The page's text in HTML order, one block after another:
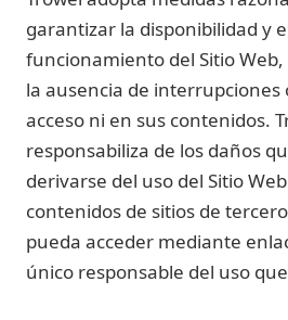
garantizar la disponibilidad y
funcionamiento del Sitio
la ausencia de interrupciones
acceso ni en sus contenidos.
responsabiliza de los daños
derivarse del uso del Sitio
contenidos de sitios de
pueda acceder mediante
único responsable del uso